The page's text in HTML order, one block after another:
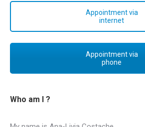
Who am I ?
Appointment via
internet
Appointment via
phone